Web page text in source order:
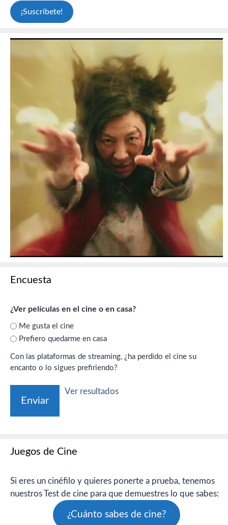
Encuesta
¿Ver películas en el cine o en casa?
Me gusta el cine
Prefiero quedarme en casa
Con las plataformas de streaming, ¿ha perdido el cine su
encanto o lo sigues prefiriendo?
Ver resultados
Juegos de Cine
Si eres un cinéfilo y quieres ponerte a prueba, tenemos
nuestros Test de cine para que demuestres lo que sabes:
¿Cuánto sabes de cine?